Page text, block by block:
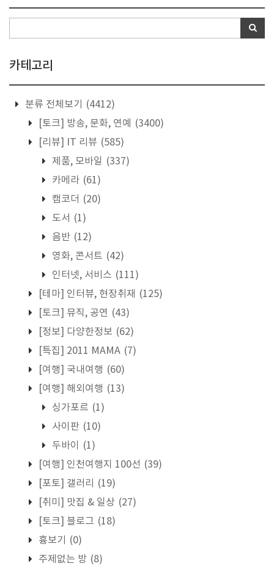
카테고리
분류 전체보기
(4412)
[토크] 방송, 문화, 연예
(3400)
[리뷰] IT 리뷰 (585)
제품, 모바일 (337)
카메라 (61)
캠코더 (20)
도서 (1)
음반 (12)
영화, 콘서트 (42)
인터넷, 서비스 (111)
[테마] 인터뷰, 현장취재 (125)
[토크] 뮤직, 공연 (43)
[정보] 다양한정보 (62)
[특집] 2011 MAMA (7)
[여행] 국내여행 (60)
[여행] 해외여행 (13)
싱가포르 (1)
사이판 (10)
두바이
(1)
[여행] 인천여행지 100선 (39)
[포토] 갤러리
(19)
[취미] 맛집 & 일상 (27)
[토크] 블로그 (18)
흉보기
(0)
주제없는 방 (8)